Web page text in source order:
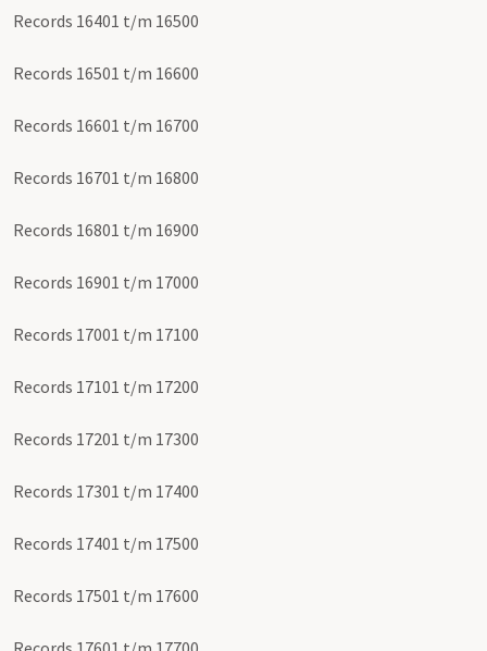
Records 16401 t/m 16500
Records 16501 t/m 16600
Records 16601 t/m 16700
Records 16701 t/m 16800
Records 16801 t/m 16900
Records 16901 t/m 17000
Records 17001 t/m 17100
Records 17101 t/m 17200
Records 17201 t/m 17300
Records 17301 t/m 17400
Records 17401 t/m 17500
Records 17501 t/m 17600